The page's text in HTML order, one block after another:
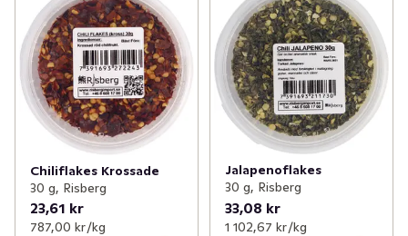
Chiliflakes Krossade
30 g, Risberg
23,61 kr
787,00 kr /kg
Jalapenoflakes
30 g, Risberg
33,08 kr
1 102,67 kr /kg